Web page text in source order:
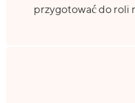
przygotować do roli